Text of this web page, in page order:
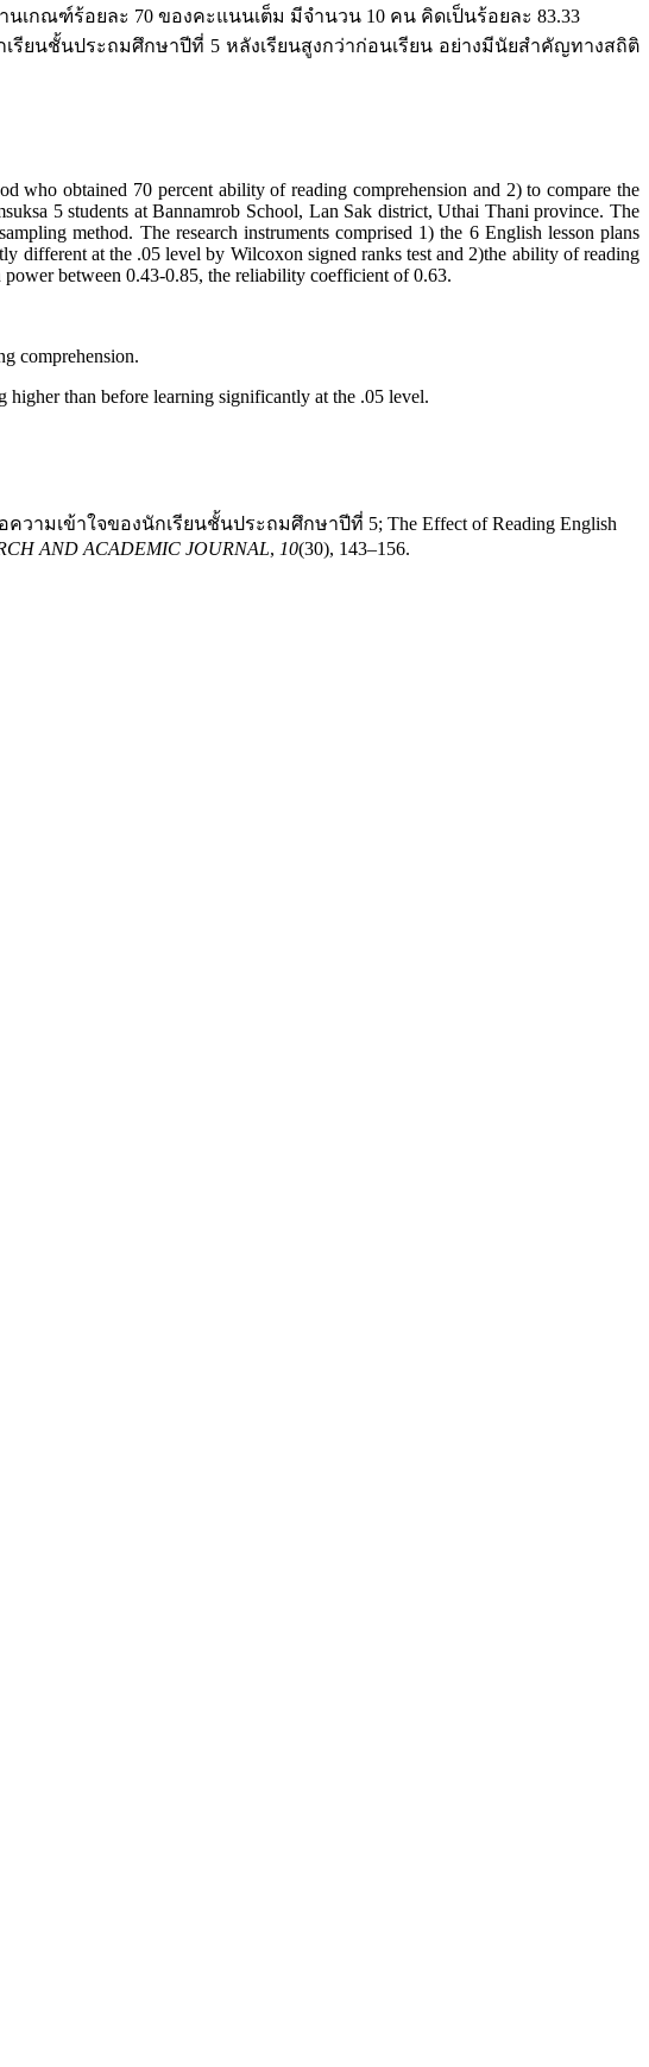
เกณฑ์ร้อยละ 70 ของคะแนนเต็ม มีจำนวน 10 คน คิดเป็นร้อยละ 83.33
รียนชั้นประถมศึกษาปีที่ 5 หลังเรียนสูงกว่าก่อนเรียน อย่างมีนัยสำคัญทางสถิติ
who obtained 70 percent ability of reading comprehension and 2) to compare the
5 students at Bannamrob School, Lan Sak district, Uthai Thani province. The
method. The research instruments comprised 1) the 6 English lesson plans
different at the .05 level by Wilcoxon signed ranks test and 2)the ability of reading
between 0.43-0.85, the reliability coefficient of 0.63.
comprehension.
than before learning significantly at the .05 level.
ามเข้าใจของนักเรียนชั้นประถมศึกษาปีที่ 5; The Effect of Reading English
AND ACADEMIC JOURNAL, 10(30), 143–156.